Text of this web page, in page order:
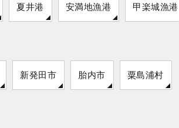
夏井港 安満地漁港 甲楽城漁港
新発田市 胎内市 粟島浦村